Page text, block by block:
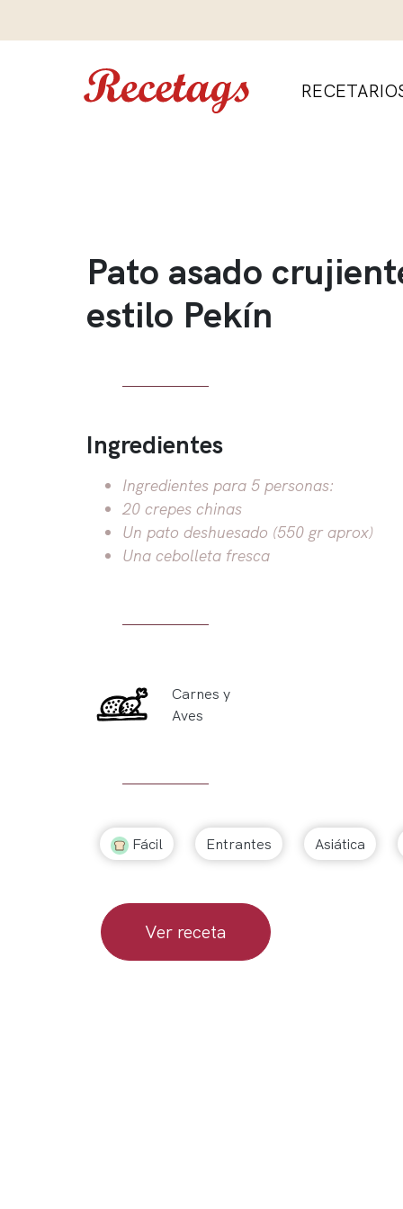
Pato asado
estilo Pekín
Ingredientes
Ingredientes para 5 personas:
20 crepes chinas
Un pato deshuesado (550 gr aprox)
Una cebolleta fresca
Carnes y
Aves
Fácil Entrantes Asiática
Ver receta